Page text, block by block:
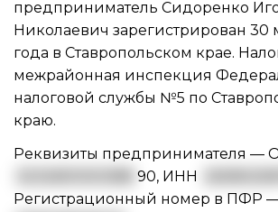
предприниматель Сидоренко
Николаевич зарегистрирован 30
года в Ставропольском крае.
межрайонная инспекция
налоговой службы №5 по
краю.
Реквизиты предпринимателя —
90, ИНН
Регистрационный номер в ПФР